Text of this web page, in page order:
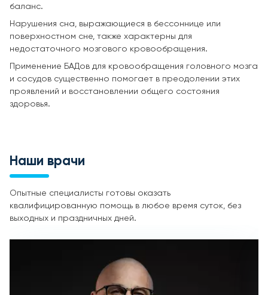
баланс.
Нарушения сна, выражающиеся в бессоннице или
поверхностном сне, также характерны для
недостаточного мозгового кровообращения.
Применение БАДов для кровообращения головного мозга
и сосудов существенно помогает в преодолении этих
проявлений и восстановлении общего состояния
здоровья.
Наши врачи
Опытные специалисты готовы оказать
квалифицированную помощь в любое время суток, без
выходных и праздничных дней.